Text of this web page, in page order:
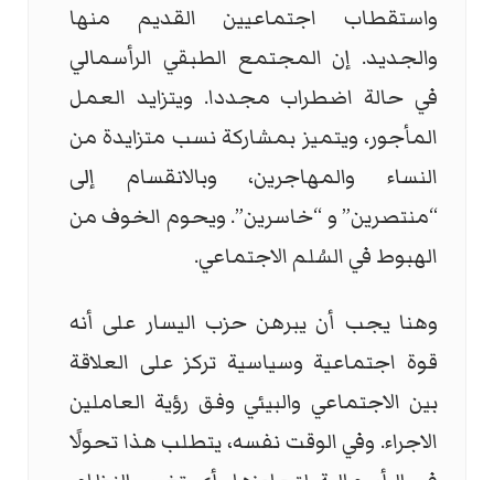
واستقطاب اجتماعيين القديم منها
والجديد. إن المجتمع الطبقي الرأسمالي
في حالة اضطراب مجددا. ويتزايد العمل
المأجور، ويتميز بمشاركة نسب متزايدة من
النساء والمهاجرين، وبالانقسام إلى
“منتصرين” و “خاسرين”. ويحوم الخوف من
الهبوط في السُلم الاجتماعي.
وهنا يجب أن يبرهن حزب اليسار على أنه
قوة اجتماعية وسياسية تركز على العلاقة
بين الاجتماعي والبيئي وفق رؤية العاملين
الاجراء. وفي الوقت نفسه، يتطلب هذا تحولًا